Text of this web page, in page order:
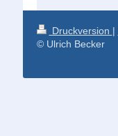
Druckversion |
© Ulrich Becker